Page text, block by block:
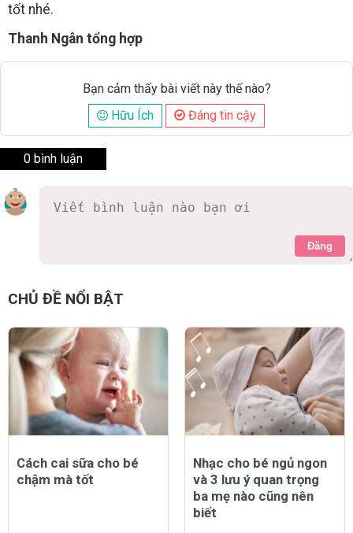
tốt nhé.
Thanh Ngân tổng hợp
Bạn cảm thấy bài viết này thế nào?
Hữu Ích
Đáng tin cậy
0 bình luận
Đăng
CHỦ ĐỀ NỔI BẬT
Cách cai sữa cho bé
chậm mà tốt
Nhạc cho bé ngủ ngon
và 3 lưu ý quan trọng
ba mẹ nào cũng nên
biết